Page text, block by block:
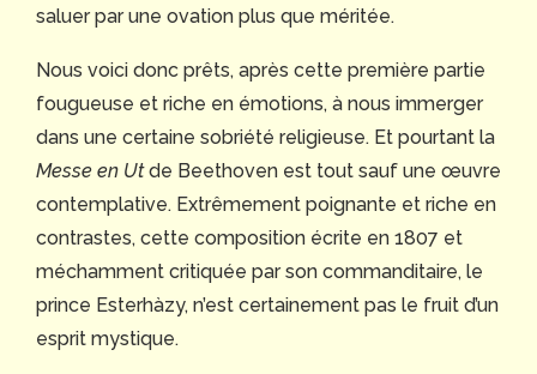
saluer par une ovation plus que méritée.
Nous voici donc prêts, après cette première partie
fougueuse et riche en émotions, à nous immerger
dans une certaine sobriété religieuse. Et pourtant la
Messe en Utde Beethoven est tout sauf une œuvre
contemplative. Extrêmement poignante et riche en
contrastes, cette composition écrite en 1807 et
méchamment critiquée par son commanditaire, le
prince Esterhàzy, n’est certainement pas le fruit d’un
esprit mystique.